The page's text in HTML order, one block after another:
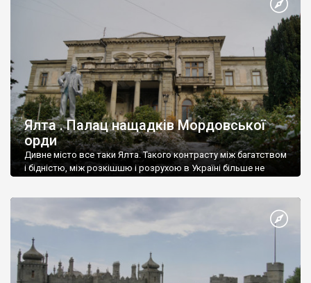
Ялта . Палац нащадків Мордовської
орди
Дивне місто все таки Ялта. Такого контрасту між багатством
і бідністю, між розкішшю і розрухою в Україні більше не